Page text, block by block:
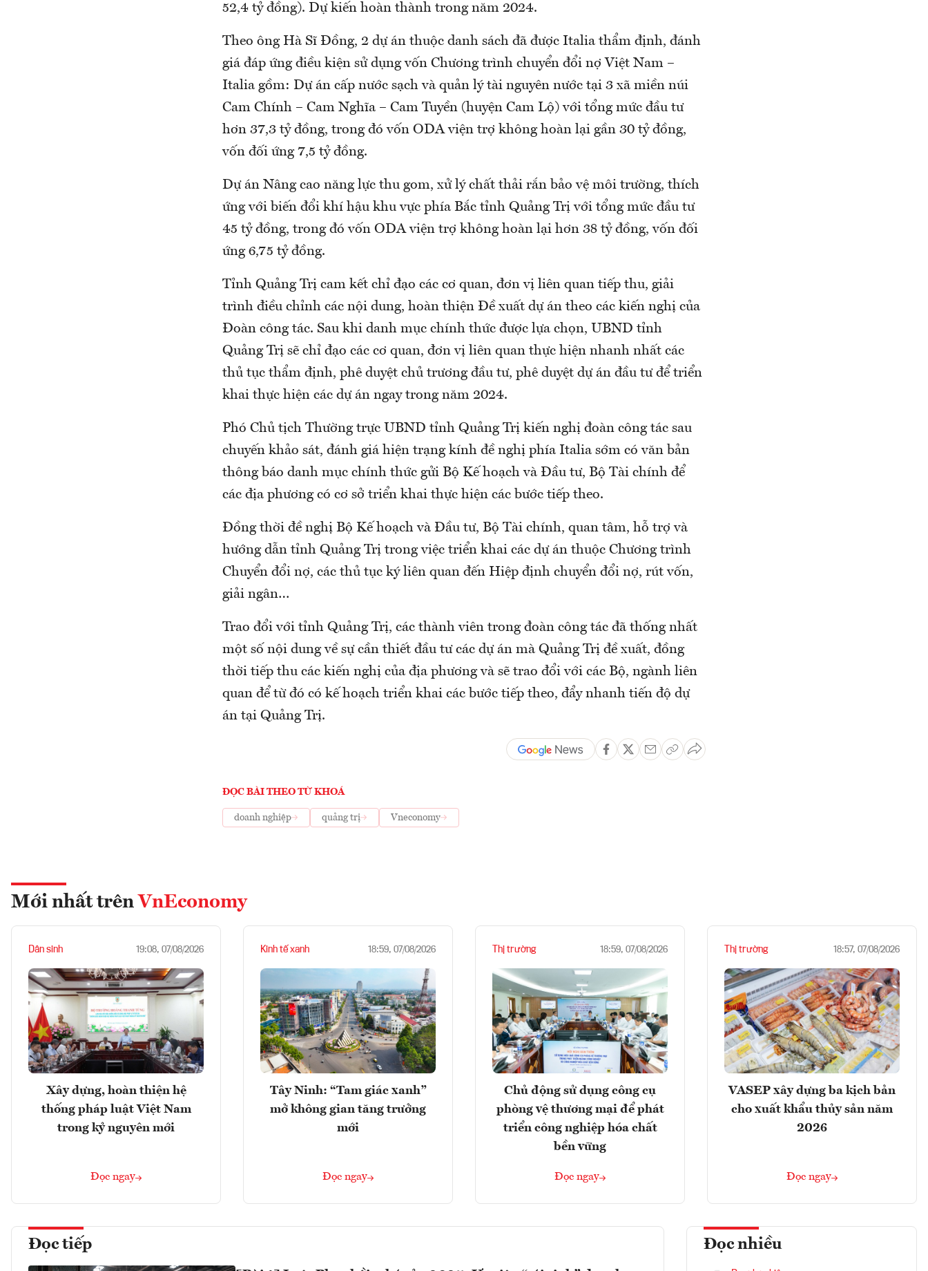
52,4 tỷ đồng). Dự kiến hoàn thành trong năm 2024.
Theo ông Hà Sĩ Đồng, 2 dự án thuộc danh sách đã được Italia thẩm định, đánh
giá đáp ứng điều kiện sử dụng vốn Chương trình chuyển đổi nợ Việt Nam –
Italia gồm: Dự án cấp nước sạch và quản lý tài nguyên nước tại 3 xã miền núi
Cam Chính – Cam Nghĩa – Cam Tuyền (huyện Cam Lộ) với tổng mức đầu tư
hơn 37,3 tỷ đồng, trong đó vốn ODA viện trợ không hoàn lại gần 30 tỷ đồng,
vốn đối ứng 7,5 tỷ đồng.
Dự án Nâng cao năng lực thu gom, xử lý chất thải rắn bảo vệ môi trường, thích
ứng với biến đổi khí hậu khu vực phía Bắc tỉnh Quảng Trị với tổng mức đầu tư
45 tỷ đồng, trong đó vốn ODA viện trợ không hoàn lại hơn 38 tỷ đồng, vốn đối
ứng 6,75 tỷ đồng.
Tỉnh Quảng Trị cam kết chỉ đạo các cơ quan, đơn vị liên quan tiếp thu, giải
trình điều chỉnh các nội dung, hoàn thiện Đề xuất dự án theo các kiến nghị của
Đoàn công tác. Sau khi danh mục chính thức được lựa chọn, UBND tỉnh
Quảng Trị sẽ chỉ đạo các cơ quan, đơn vị liên quan thực hiện nhanh nhất các
thủ tục thẩm định, phê duyệt chủ trương đầu tư, phê duyệt dự án đầu tư để triển
khai thực hiện các dự án ngay trong năm 2024.
Phó Chủ tịch Thường trực UBND tỉnh Quảng Trị kiến nghị đoàn công tác sau
chuyến khảo sát, đánh giá hiện trạng kính đề nghị phía Italia sớm có văn bản
thông báo danh mục chính thức gửi Bộ Kế hoạch và Đầu tư, Bộ Tài chính để
các địa phương có cơ sở triển khai thực hiện các bước tiếp theo.
Đồng thời đề nghị Bộ Kế hoạch và Đầu tư, Bộ Tài chính, quan tâm, hỗ trợ và
hướng dẫn tỉnh Quảng Trị trong việc triển khai các dự án thuộc Chương trình
Chuyển đổi nợ, các thủ tục ký liên quan đến Hiệp định chuyển đổi nợ, rút vốn,
giải ngân…
Trao đổi với tỉnh Quảng Trị, các thành viên trong đoàn công tác đã thống nhất
một số nội dung về sự cần thiết đầu tư các dự án mà Quảng Trị đề xuất, đồng
thời tiếp thu các kiến nghị của địa phương và sẽ trao đổi với các Bộ, ngành liên
quan để từ đó có kế hoạch triển khai các bước tiếp theo, đẩy nhanh tiến độ dự
án tại Quảng Trị.
ĐỌC BÀI THEO TỪ KHOÁ
doanh nghiệp quảng trị Vneconomy
Mới nhất trên VnEconomy
Dân sinh 19:08, 07/08/2026
Xây dựng, hoàn thiện hệ
thống pháp luật Việt Nam
trong kỷ nguyên mới
Đọc ngay
Kinh tế xanh 18:59, 07/08/2026
Tây Ninh: “Tam giác xanh”
mở không gian tăng trưởng
mới
Đọc ngay
Thị trường 18:59, 07/08/2026
Chủ động sử dụng công cụ
phòng vệ thương mại để phát
triển công nghiệp hóa chất
bền vững
Đọc ngay
Thị trường 18:57, 07/08/2026
VASEP xây dựng ba kịch bản
cho xuất khẩu thủy sản năm
2026
Đọc ngay
Đọc tiếp Đọc nhiều